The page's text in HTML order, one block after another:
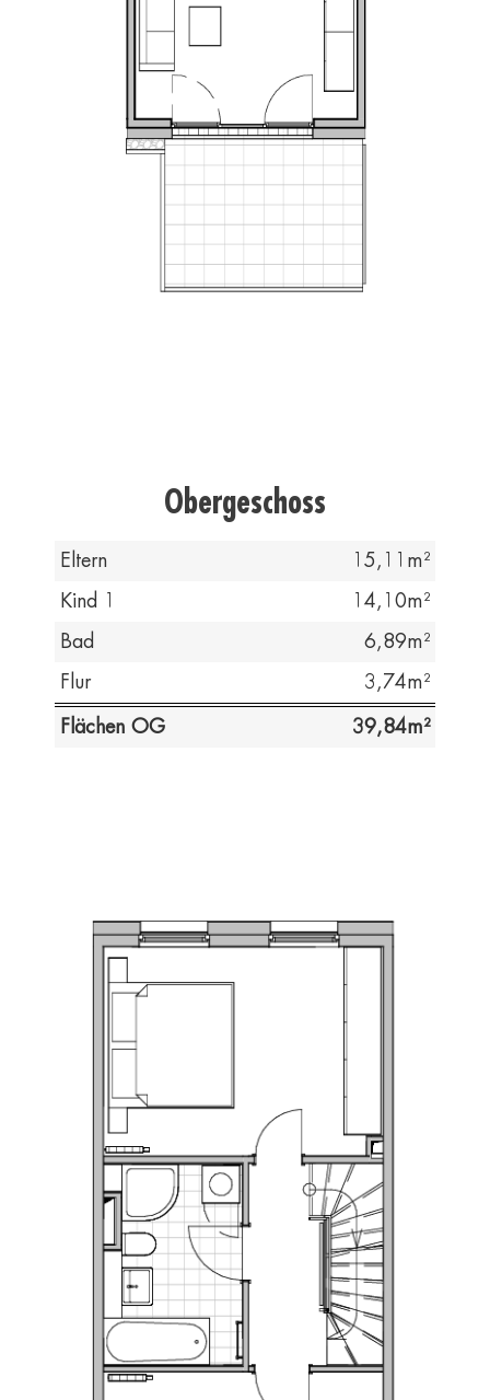
Obergeschoss
Eltern 15,11
Kind 1 14,10
Bad 6,89
Flur 3,74
Flächen OG 39,84